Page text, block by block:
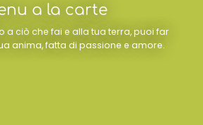
a la carte
a ciò che fai e alla tua terra, puoi far
anima, fatta di passione e amore.